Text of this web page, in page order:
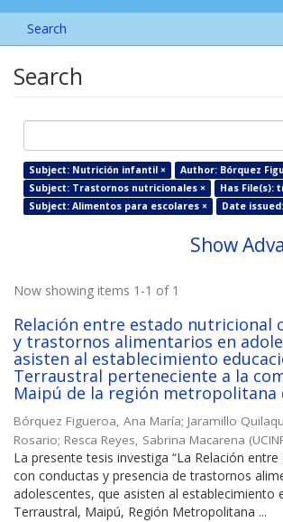
Search
Search
Subject: Nutrición infantil ×
Author: Bórquez
Subject: Trastornos nutricionales ×
Has File(s):
Subject: Alimentos para escolares ×
Date
Show
Now showing items 1-1 of 1
Relación entre estado nutricional
y trastornos alimentarios en
asisten al establecimiento
Terraustral perteneciente a la
Maipú de la región metropolitana
Bórquez Figueroa, Ana María; Jaramillo
Rosario; Resca Reyes, Sabrina Macarena (
La presente tesis investiga “La Relación
con conductas y presencia de trastornos
adolescentes, que asisten al establecimiento
Terraustral, Maipú, Región Metropolitana ...